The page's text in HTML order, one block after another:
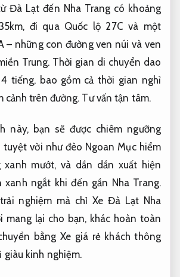
Đà Lạt đến Nha Trang có khoảng
đi qua Quốc lộ 27C và một
– những con đường ven núi và ven
Trung. Thời gian di chuyển dao
tiếng, bao gồm cả thời gian nghỉ
cảnh trên đường. Tư vấn tận tâm.
này, bạn sẽ được chiêm ngưỡng
tuyệt vời như đèo Ngoan Mục hiểm
xanh mướt, và dần dần xuất hiện
xanh ngắt khi đến gần Nha Trang.
nghiệm mà chỉ Xe Đà Lạt Nha
mang lại cho bạn, khác hoàn toàn
bằng Xe giá rẻ khách thông
giàu kinh nghiệm.